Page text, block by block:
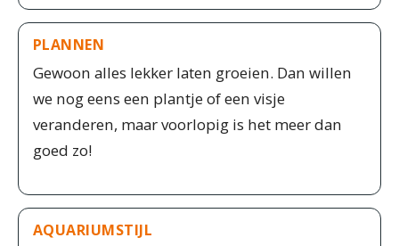
PLANNEN
Gewoon alles lekker laten groeien. Dan willen
we nog eens een plantje of een visje
veranderen, maar voorlopig is het meer dan
goed zo!
AQUARIUMSTIJL